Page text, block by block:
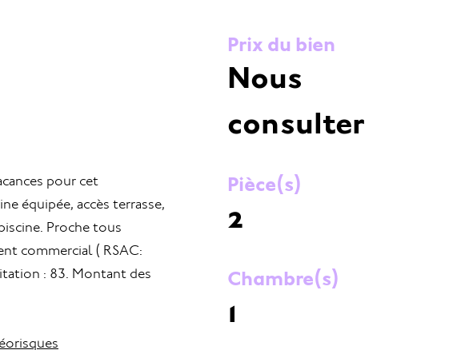
pour cet
équipée, accès terrasse,
Proche tous
commercial ( RSAC:
: 83. Montant des
Prix du bien
Nous
consulter
Pièce(s)
2
Chambre(s)
1